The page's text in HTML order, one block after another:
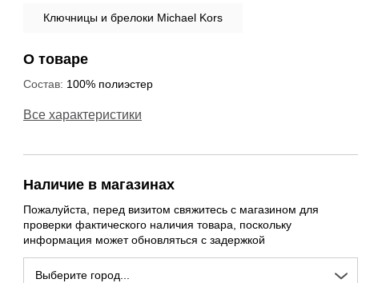
Ключницы и брелоки Michael Kors
О товаре
Состав: 100% полиэстер
Все характеристики
Наличие в магазинах
Пожалуйста, перед визитом свяжитесь с магазином для
проверки фактического наличия товара, поскольку
информация может обновляться с задержкой
Выберите город...